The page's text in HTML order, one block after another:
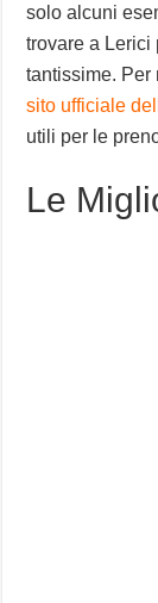
solo alcuni
trovare a Lerici
tantissime.
sito ufficiale
utili per le
Le